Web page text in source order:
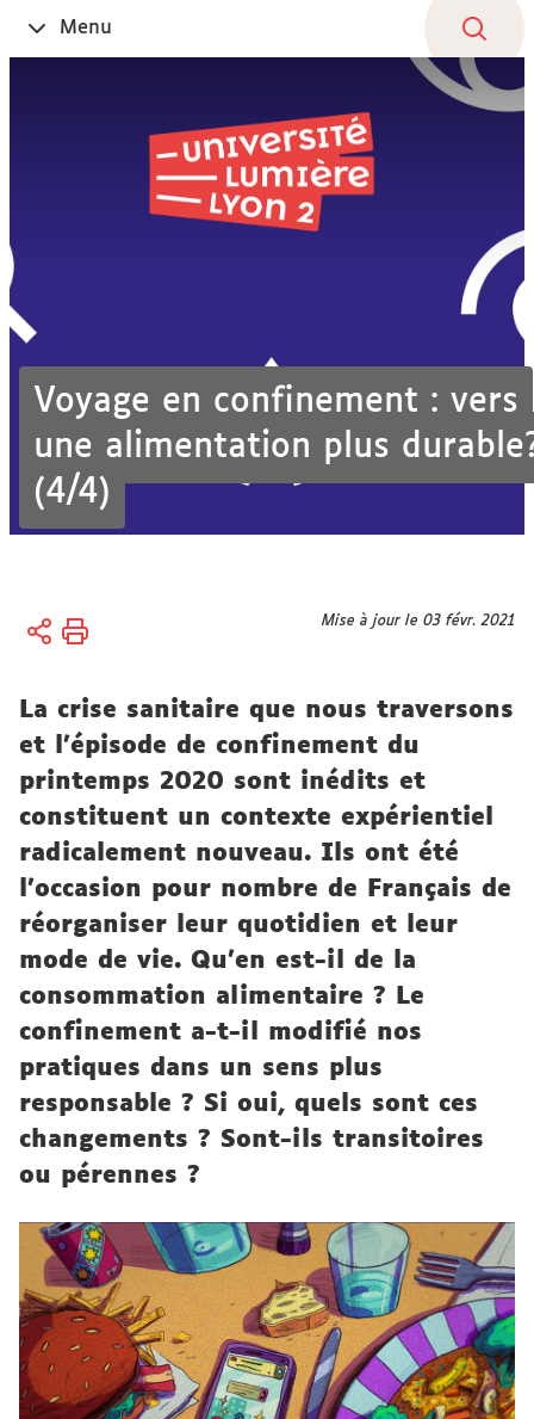
Ouvrir
le
Menu
Voyage en confinement : vers
une alimentation plus
(4/4)
Vous
Accueil
La
diffusion
scientifique
Numéro 1
Mise à jour le 03 févr. 2021
La crise sanitaire que nous traversons
et l’épisode de confinement du
printemps 2020 sont inédits et
constituent un contexte expérientiel
radicalement nouveau. Ils ont été
l’occasion pour nombre de Français de
réorganiser leur quotidien et leur
mode de vie. Qu’en est-il de la
consommation alimentaire ? Le
confinement a-t-il modifié nos
pratiques dans un sens plus
responsable ? Si oui, quels sont ces
changements ? Sont-ils transitoires
ou pérennes ?